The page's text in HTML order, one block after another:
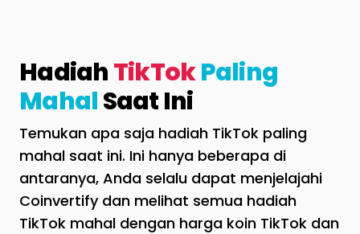
HadiahTikTokPaling
MahalSaat Ini
Temukan apa saja hadiah TikTok paling
mahal saat ini. Ini hanya beberapa di
antaranya, Anda selalu dapat menjelajahi
Coinvertify dan melihat semua hadiah
TikTok mahal dengan harga koin TikTok dan